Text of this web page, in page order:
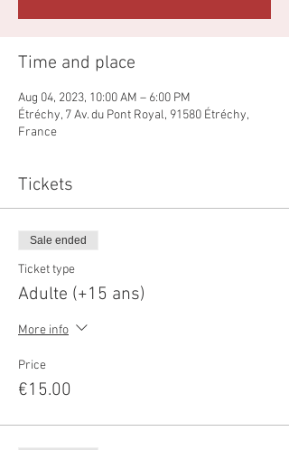
Time and place
Aug 04, 2023, 10:00 AM – 6:00 PM
Étréchy, 7 Av. du Pont Royal, 91580 Étréchy,
France
Tickets
Sale ended
Ticket type
Adulte (+15 ans)
More info
Price
€15.00